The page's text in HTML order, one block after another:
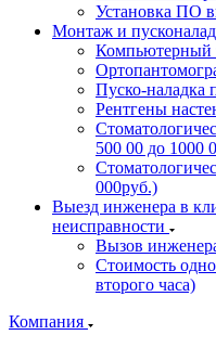
Установка ПО
Монтаж и
Компьютерный
Пуско-наладка
Рентгены
500 00 до 1000
000руб.)
Выезд инженера в
неисправности
Вызов
Стоимость
второго часа)
Компания